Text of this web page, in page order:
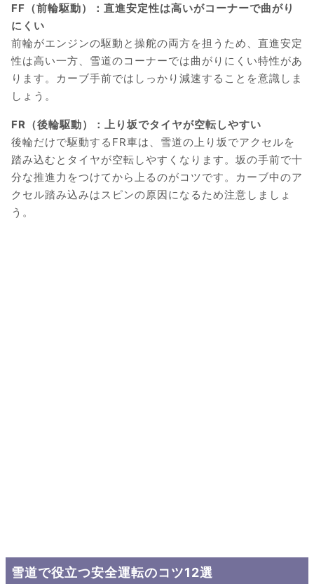
FF（前輪駆動）：直進安定性は高いがコーナーで曲がり
にくい
前輪がエンジンの駆動と操舵の両方を担うため、直進安定
性は高い一方、雪道のコーナーでは曲がりにくい特性があ
ります。カーブ手前ではしっかり減速することを意識しま
しょう。
FR（後輪駆動）：上り坂でタイヤが空転しやすい
後輪だけで駆動するFR車は、雪道の上り坂でアクセルを
踏み込むとタイヤが空転しやすくなります。坂の手前で十
分な推進力をつけてから上るのがコツです。カーブ中のア
クセル踏み込みはスピンの原因になるため注意しましょ
う。
雪道で役立つ安全運転のコツ12選